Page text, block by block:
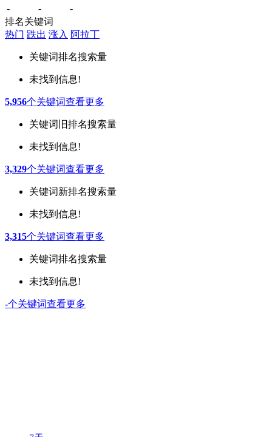
-
-
-
排名关键词
热门 跌出 涨入 阿拉丁
关键词排名搜索量
未找到信息!
5,956个关键词查看更多
关键词 旧排名搜索量
未找到信息!
3,329个关键词查看更多
关键词新排名搜索量
未找到信息!
3,315个关键词查看更多
关键词排名搜索量
未找到信息!
-个关键词查看更多